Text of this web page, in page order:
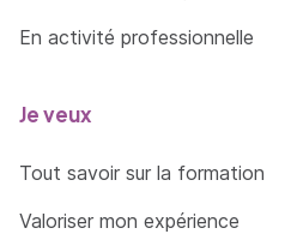
En activité professionnelle
Je veux
Tout savoir sur la formation
Valoriser mon expérience